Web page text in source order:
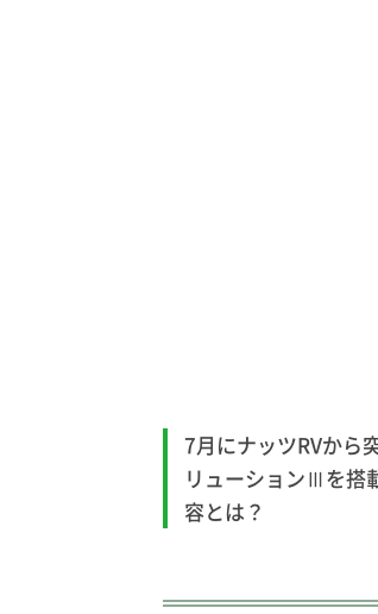
7月にナッツRVから
リューションⅢを搭
容とは？